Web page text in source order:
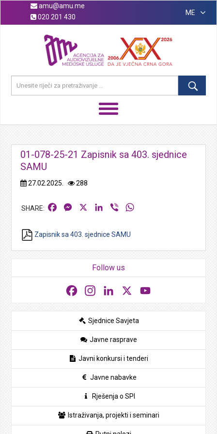
amu@amu.me
020 201 430
ME
01-078-25-21 Zapisnik sa 403. sjednice
SAMU
27.02.2025. 288
FacebookMessengerLinkedIn
Viber
Zapisnik sa 403. sjednice SAMU
Follow us
FacebookInstagramLinkedIn
Sjednice Savjeta
Javne rasprave
Javni konkursi i tenderi
Javne nabavke
Rješenja o SPI
Istraživanja, projekti i seminari